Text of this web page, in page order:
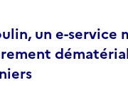
un e-service